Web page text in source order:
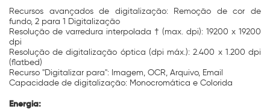
Recursos avançados de digitalização: Remoção de cor de
fundo, 2 para 1 Digitalização
Resolução de varredura interpolada † (max. dpi): 19200 x 19200
dpi
Resolução de digitalização óptica (dpi máx.): 2.400 x 1.200 dpi
(flatbed)
Recurso "Digitalizar para": Imagem, OCR, Arquivo, Email
Capacidade de digitalização: Monocromática e Colorida
Energia: